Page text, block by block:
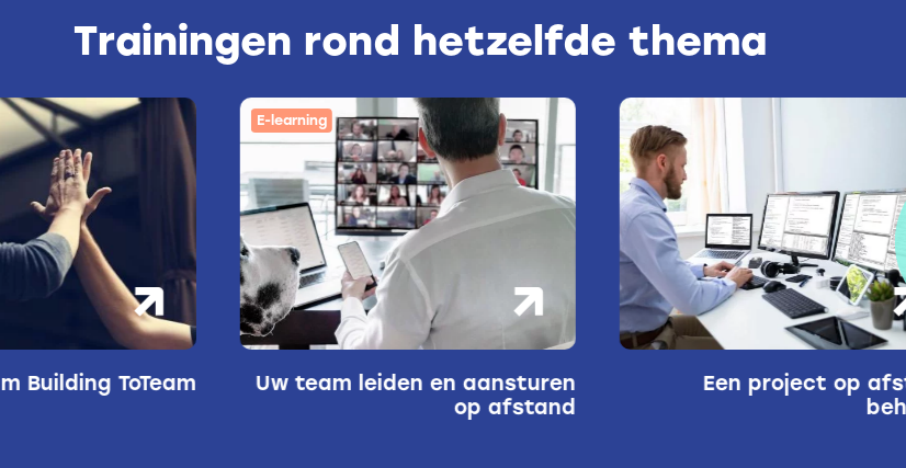
Trainingen rond hetzelfde thema
Building ToTeam
E-learning
Uw team leiden en aansturen
op afstand
Een project op